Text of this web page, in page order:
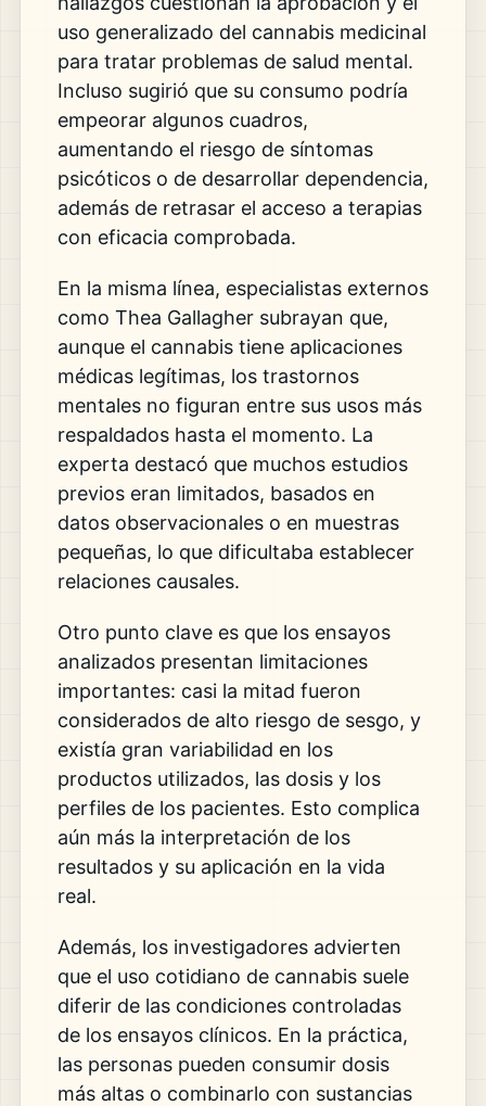
uso generalizado del cannabis medicinal
para tratar problemas de salud mental.
Incluso sugirió que su consumo podría
empeorar algunos cuadros,
aumentando el riesgo de síntomas
psicóticos o de desarrollar dependencia,
además de retrasar el acceso a terapias
con eficacia comprobada.
En la misma línea, especialistas externos
como Thea Gallaghersubrayan que,
aunque el cannabis tiene aplicaciones
médicas legítimas, los trastornos
mentales no figuran entre sus usos más
respaldados hasta el momento. La
experta destacó que muchos estudios
previos eran limitados, basados en
datos observacionales o en muestras
pequeñas, lo que dificultaba establecer
relaciones causales.
Otro punto clave es que los ensayos
analizados presentan limitaciones
importantes: casi la mitad fueron
considerados de alto riesgo de sesgo, y
existía gran variabilidad en los
productos utilizados, las dosis y los
perfiles de los pacientes. Esto complica
aún más la interpretación de los
resultados y su aplicación en la vida
real.
Además, los investigadores advierten
que el uso cotidiano de cannabis suele
diferir de las condiciones controladas
de los ensayos clínicos. En la práctica,
las personas pueden consumir dosis
más altas o combinarlo con sustancias